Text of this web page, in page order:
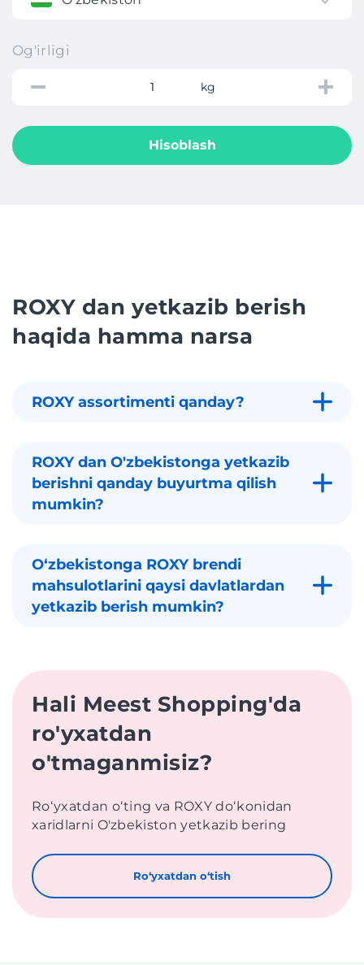
Og'irligi
kg
Hisoblash
ROXY dan yetkazib berish
haqida hamma narsa
ROXY assortimenti qanday?
ROXY dan O'zbekistonga yetkazib
berishni qanday buyurtma qilish
mumkin?
Oʻzbekistonga ROXY brendi
mahsulotlarini qaysi davlatlardan
yetkazib berish mumkin?
Hali Meest Shopping'da
ro'yxatdan
o'tmaganmisiz?
Roʻyxatdan oʻting va ROXY doʻkonidan
xaridlarni O'zbekiston yetkazib bering
Roʻyxatdan oʻtish